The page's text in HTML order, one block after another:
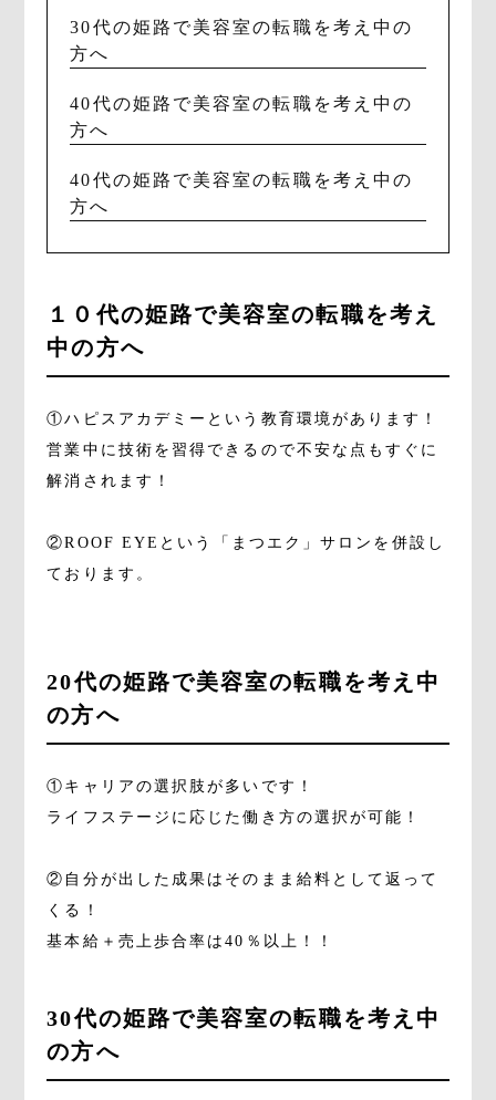
30代の姫路で美容室の転職を考え中の
方へ
40代の姫路で美容室の転職を考え中の
方へ
40代の姫路で美容室の転職を考え中の
方へ
１０代の姫路で美容室の転職を考え
中の方へ
①ハピスアカデミーという教育環境があります！
営業中に技術を習得できるので不安な点もすぐに
解消されます！
②ROOF EYEという「まつエク」サロンを併設し
ております。
20代の姫路で美容室の転職を考え中
の方へ
①キャリアの選択肢が多いです！
ライフステージに応じた働き方の選択が可能！
②自分が出した成果はそのまま給料として返って
くる！
基本給＋売上歩合率は40％以上！！
30代の姫路で美容室の転職を考え中
の方へ